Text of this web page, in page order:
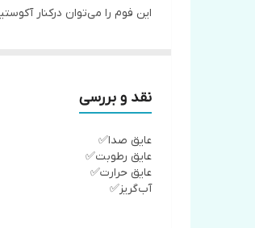
این فوم را می‌توان درکنار
نقد و بررسی
عایق صدا✅
عایق رطوبت✅
عایق حرارت✅
آب‌گریز✅